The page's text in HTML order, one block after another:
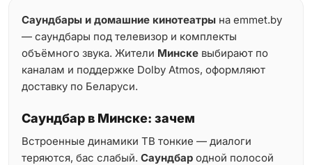
Саундбары и домашние кинотеатры на emmet.by
— саундбары под телевизор и комплекты
объёмного звука. Жители Минске выбирают по
каналам и поддержке Dolby Atmos, оформляют
доставку по Беларуси.
Саундбар в Минске: зачем
Встроенные динамики ТВ тонкие — диалоги
теряются, бас слабый. Саундбар одной полосой